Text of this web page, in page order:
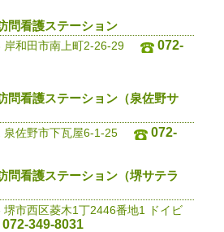
問看護ステーション
岸和田市南上町2-26-29
072-
問看護ステーション（泉佐野サ
泉佐野市下瓦屋6-1-25
072-
問看護ステーション（堺サテラ
堺市西区菱木1丁2446番地1 ドイビ
072-349-8031